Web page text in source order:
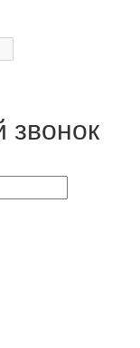
звонок